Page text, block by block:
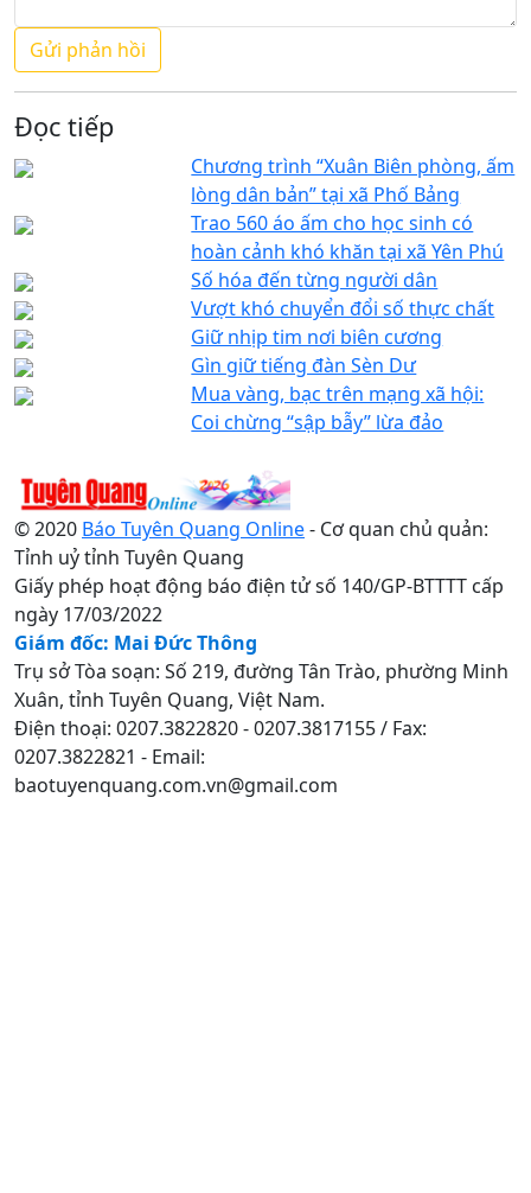
Đọc tiếp
Chương trình “Xuân Biên phòng, ấm
lòng dân bản” tại xã Phố Bảng
Trao 560 áo ấm cho học sinh có
hoàn cảnh khó khăn tại xã Yên Phú
Số hóa đến từng người dân
Vượt khó chuyển đổi số thực chất
Giữ nhịp tim nơi biên cương
Gìn giữ tiếng đàn Sèn Dư
Mua vàng, bạc trên mạng xã hội:
Coi chừng “sập bẫy” lừa đảo
© 2020 Báo Tuyên Quang Online- Cơ quan chủ quản:
Tỉnh uỷ tỉnh Tuyên Quang
Giấy phép hoạt động báo điện tử số 140/GP-BTTTT cấp
ngày 17/03/2022
Giám đốc: Mai Đức Thông
Trụ sở Tòa soạn: Số 219, đường Tân Trào, phường Minh
Xuân, tỉnh Tuyên Quang, Việt Nam.
Điện thoại: 0207.3822820 - 0207.3817155 / Fax:
0207.3822821 - Email:
baotuyenquang.com.vn@gmail.com